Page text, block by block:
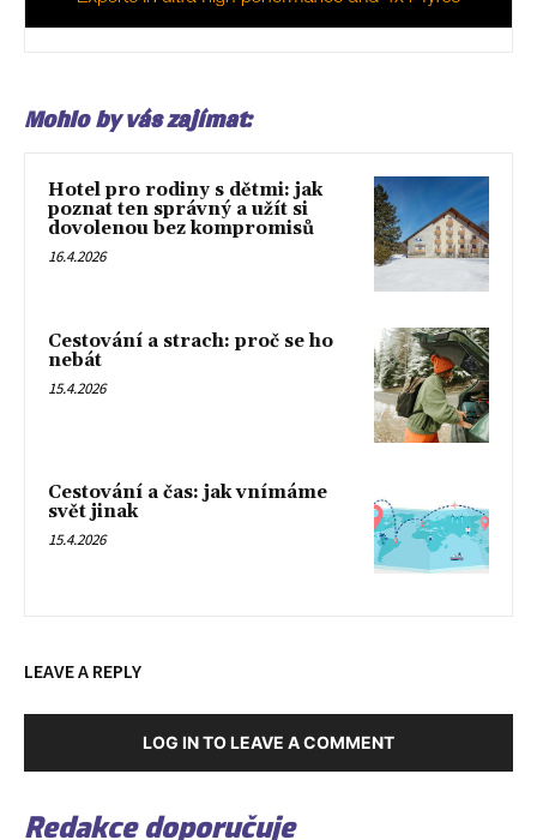
Mohlo by vás zajímat:
Hotel pro rodiny s dětmi: jak
poznat ten správný a užít si
dovolenou bez kompromisů
16.4.2026
Cestování a strach: proč se ho
nebát
15.4.2026
Cestování a čas: jak vnímáme
svět jinak
15.4.2026
LEAVE A REPLY
LOG IN TO LEAVE A COMMENT
Redakce doporučuje